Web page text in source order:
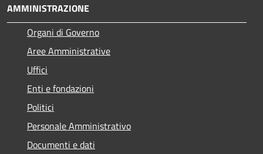
AMMINISTRAZIONE
Organi di Governo
Aree Amministrative
Uffici
Enti e fondazioni
Politici
Personale Amministrativo
Documenti e dati